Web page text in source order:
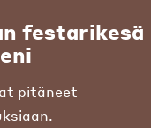
festarikesä
pitäneet